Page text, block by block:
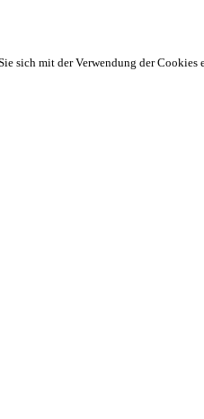
sich mit der Verwendung der Cookies